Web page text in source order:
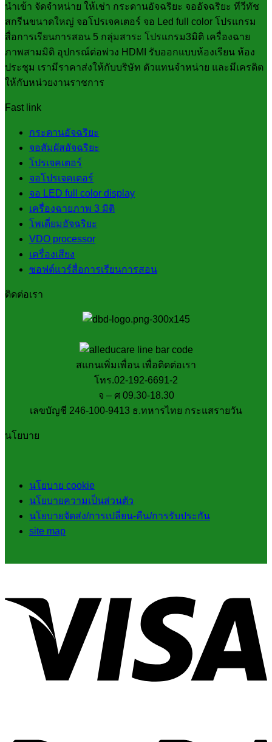
นำเข้า จัดจำหน่าย ให้เช่า กระดานอัจฉริยะ จออัจฉริยะ ทีวีทัช
สกรีนขนาดใหญ่ จอโปรเจคเตอร์ จอ Led full color โปรแกรม
สื่อการเรียนการสอน 5 กลุ่มสาระ โปรแกรม3มิติ เครื่องฉาย
ภาพสามมิติ อุปกรณ์ต่อพ่วง HDMI รับออกแบบห้องเรียน ห้อง
ประชุม เรามีราคาส่งให้กับบริษัท ตัวแทนจำหน่าย และมีเครดิต
ให้กับหน่วยงานราชการ
Fast link
กระดานอัจฉริยะ
จอสัมผัสอัจฉริยะ
โปรเจคเตอร์
จอโปรเจคเตอร์
จอ LED full color display
เครื่องฉายภาพ 3 มิติ
โพเดี่ยมอัจฉริยะ
VDO processor
เครื่องเสียง
ซอฟต์แวร์สื่อการเรียนการสอน
ติดต่อเรา
สแกนเพิ่มเพื่อน เพื่อติดต่อเรา
โทร.02-192-6691-2
จ – ศ 09.30-18.30
เลขบัญชี 246-100-9413 ธ.ทหารไทย กระแสรายวัน
นโยบาย
นโยบาย cookie
นโยบายความเป็นส่วนตัว
นโยบายจัดส่ง/การเปลี่ยน-คืน/การรับประกัน
site map